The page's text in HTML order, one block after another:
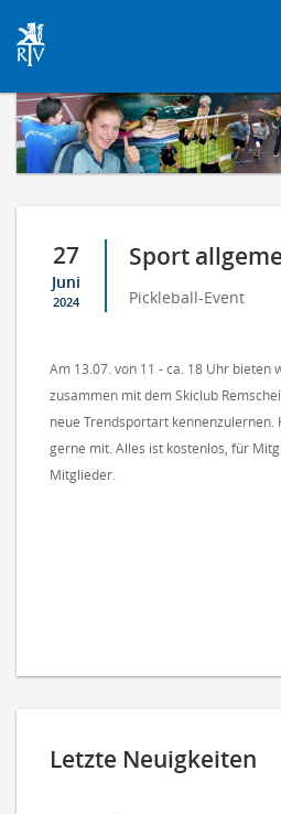
27
Juni
2024
Sport
Pickleball-Event
Am 13.07. von 11 - ca. 18 Uhr bieten
zusammen mit dem Skiclub
neue Trendsportart kennenzulernen.
gerne mit. Alles ist kostenlos, für
Mitglieder.
Letzte Neuigkeiten